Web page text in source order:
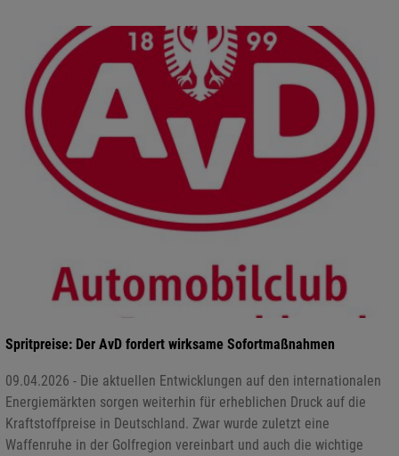
Spritpreise: Der AvD fordert wirksame Sofortmaßnahmen
09.04.2026 - Die aktuellen Entwicklungen auf den internationalen
Energiemärkten sorgen weiterhin für erheblichen Druck auf die
Kraftstoffpreise in Deutschland. Zwar wurde zuletzt eine
Waffenruhe in der Golfregion vereinbart und auch die wichtige